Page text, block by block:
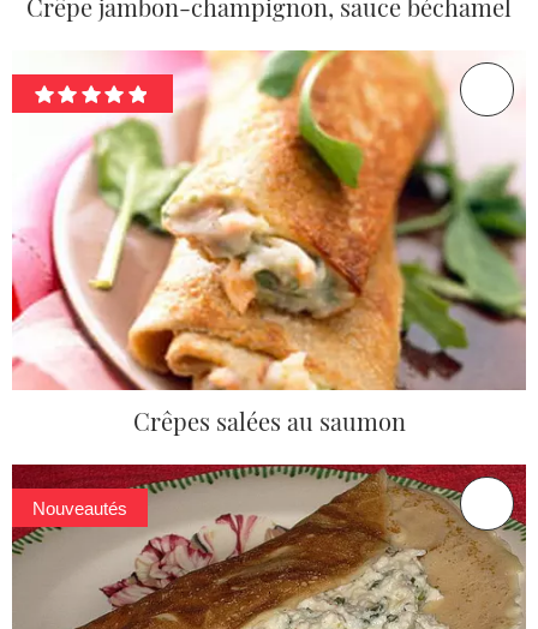
Crêpes salées au saumon
Nouveautés